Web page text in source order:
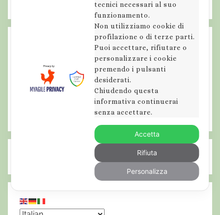
tecnici necessari al suo
funzionamento.
Non utilizziamo cookie di
profilazione o di terze parti.
Puoi accettare, rifiutare o
personalizzare i cookie
premendo i pulsanti
desiderati.
Chiudendo questa
informativa continuerai
senza accettare.
Accetta
Rifiuta
Personalizza